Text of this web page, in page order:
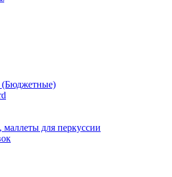
(Бюджетные)
для перкуссии